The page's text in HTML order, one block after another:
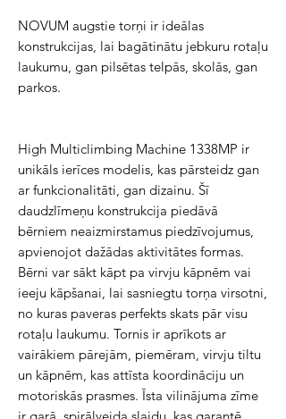
NOVUM augstie torņi ir ideālas
konstrukcijas, lai bagātinātu jebkuru rotaļu
laukumu, gan pilsētas telpās, skolās, gan
parkos.
High Multiclimbing Machine 1338MP ir
unikāls ierīces modelis, kas pārsteidz gan
ar funkcionalitāti, gan dizainu. Šī
daudzlīmeņu konstrukcija piedāvā
bērniem neaizmirstamus piedzīvojumus,
apvienojot dažādas aktivitātes formas.
Bērni var sākt kāpt pa virvju kāpnēm vai
ieeju kāpšanai, lai sasniegtu torņa virsotni,
no kuras paveras perfekts skats pār visu
rotaļu laukumu. Tornis ir aprīkots ar
vairākiem pārejām, piemēram, virvju tiltu
un kāpnēm, kas attīsta koordināciju un
motoriskās prasmes. Īsta vilinājuma zīme